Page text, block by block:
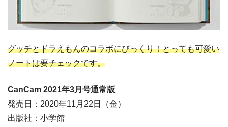
グッチとドラえもんのコラボにびっくり！とっても可愛い
ノートは要チェックです。
CanCam 2021年3月号通常版
発売日：2020年11月22日（金）
出版社：小学館